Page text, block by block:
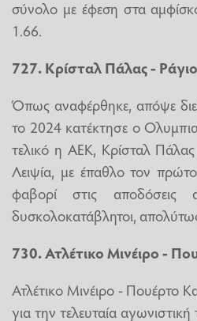
σύνολο με έφεση στα
1.66.
727. Κρίσταλ Πάλας -
Όπως αναφέρθηκε, απόψε
το 2024 κατέκτησε ο
τελικό η ΑΕΚ, Κρίσταλ
Λειψία, με έπαθλο τον
φαβορί στις αποδόσεις
δυσκολοκατάβλητοι,
730. Ατλέτικο Μινέιρο -
Ατλέτικο Μινέιρο - Πουέρτο
για την τελευταία